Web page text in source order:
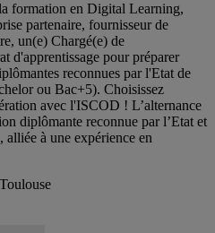
formation en Digital Learning,
partenaire, fournisseur de
un(e) Chargé(e) de
d'apprentissage pour préparer
reconnues par l'Etat de
ou Bac+5). Choisissez
avec l'ISCOD ! L’alternance
diplômante reconnue par l’Etat et
alliée à une expérience en